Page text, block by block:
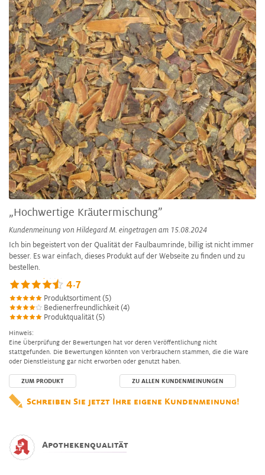
„Hochwertige Kräutermischung”
Kundenmeinung von Hildegard M. eingetragen am 15.08.2024
Ich bin begeistert von der Qualität der Faulbaumrinde, billig ist nicht immer
besser. Es war einfach, dieses Produkt auf der Webseite zu finden und zu
bestellen.
4.7
Produktsortiment (5)
Bedienerfreundlichkeit (4)
Produktqualität (5)
Hinweis:
Eine Überprüfung der Bewertungen hat vor deren Veröffentlichung nicht
stattgefunden. Die Bewertungen könnten von Verbrauchern stammen, die die Ware
oder Dienstleistung gar nicht erworben oder genutzt haben.
ZUM PRODUKT ZU ALLEN KUNDENMEINUNGEN
Schreiben Sie jetzt Ihre eigene Kundenmeinung!
Apothekenqualität